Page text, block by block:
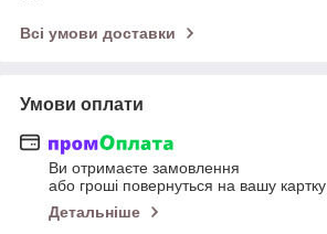
Всі умови доставки
Умови оплати
Ви отримаєте замовлення
або гроші повернуться на вашу картку
Детальніше